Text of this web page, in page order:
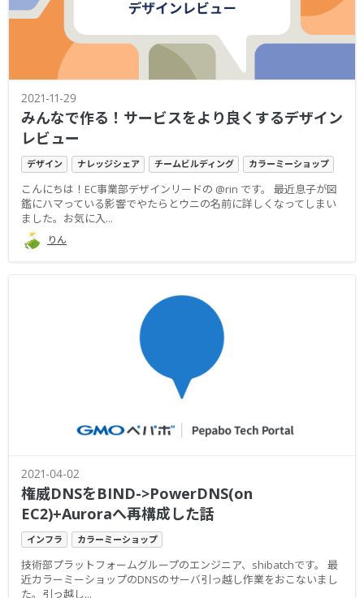
2021-11-29
みんなで作る！サービスをより良くするデザイン
レビュー
デザイン ナレッジシェア チームビルディング カラーミーショップ
こんにちは！EC事業部デザインリードの @rin です。 最近息子が図
鑑にハマっている影響でやたらとウニの名前に詳しくなってしまい
ました。お気に入...
りん
2021-04-02
権威DNSをBIND->PowerDNS(on
EC2)+Auroraへ再構成した話
インフラ カラーミーショップ
技術部プラットフォームグループのエンジニア、shibatchです。 最
近カラーミーショップのDNSのサーバ引っ越し作業をおこないまし
た。引っ越し...